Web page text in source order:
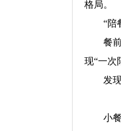
格局。
“陪
餐
现“一次
发
小